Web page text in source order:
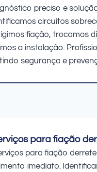
preciso e
circuitos
fiação, trocamos
a instalação.
segurança e
para fiação
para fiação
imediato.